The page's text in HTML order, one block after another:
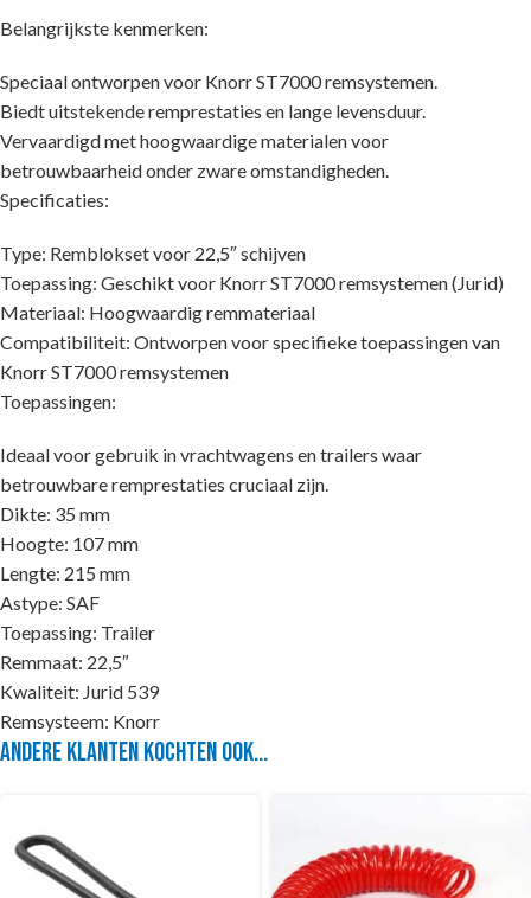
Belangrijkste kenmerken:
Speciaal ontworpen voor Knorr ST7000 remsystemen.
Biedt uitstekende remprestaties en lange levensduur.
Vervaardigd met hoogwaardige materialen voor
betrouwbaarheid onder zware omstandigheden.
Specificaties:
Type: Remblokset voor 22,5″ schijven
Toepassing: Geschikt voor Knorr ST7000 remsystemen (Jurid)
Materiaal: Hoogwaardig remmateriaal
Compatibiliteit: Ontworpen voor specifieke toepassingen van
Knorr ST7000 remsystemen
Toepassingen:
Ideaal voor gebruik in vrachtwagens en trailers waar
betrouwbare remprestaties cruciaal zijn.
Dikte: 35 mm
Hoogte: 107 mm
Lengte: 215 mm
Astype: SAF
Toepassing: Trailer
Remmaat: 22,5″
Kwaliteit: Jurid 539
Remsysteem: Knorr
Andere klanten kochten ook...